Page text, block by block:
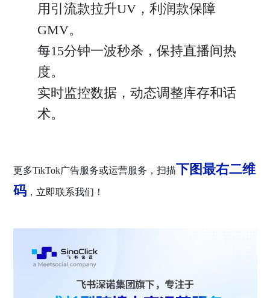
用引流款拉升UV，利润款保障
GMV。
每15分钟一波秒杀，保持直播间热
度。
实时监控数据，动态调整库存和话
术。
更多TikTok广告服务或运营服务，扫描下图最右二维
码，立即联系我们！